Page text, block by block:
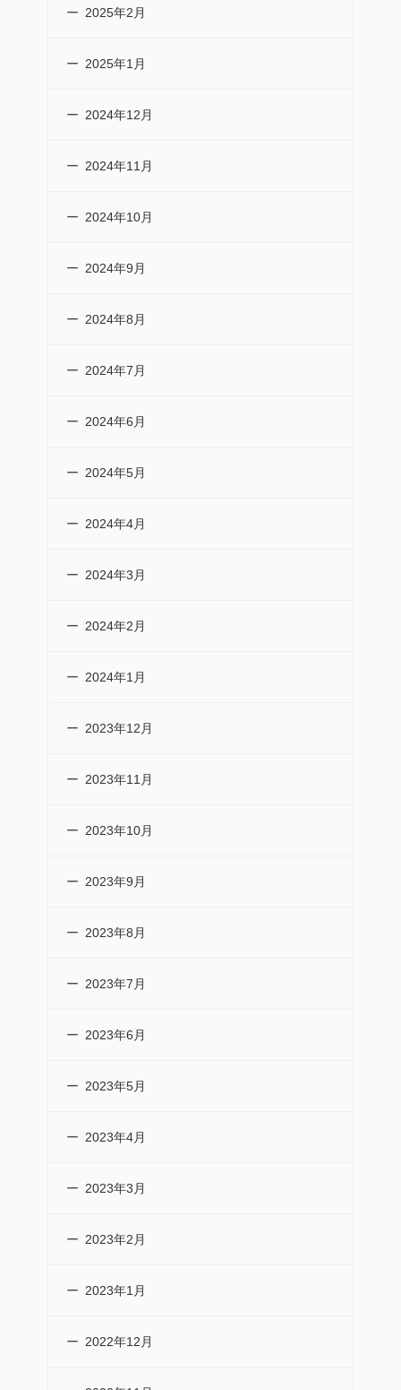
2025年2月
2025年1月
2024年12月
2024年11月
2024年10月
2024年9月
2024年8月
2024年7月
2024年6月
2024年5月
2024年4月
2024年3月
2024年2月
2024年1月
2023年12月
2023年11月
2023年10月
2023年9月
2023年8月
2023年7月
2023年6月
2023年5月
2023年4月
2023年3月
2023年2月
2023年1月
2022年12月